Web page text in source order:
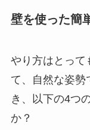
壁を使った簡
やり方はとって
て、自然な姿勢
き、以下の4つ
か？